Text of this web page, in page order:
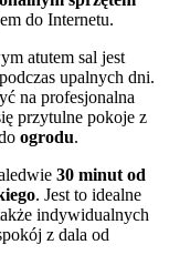
do Internetu.
atutem sal jest
upalnych dni.
na profesjonalna
przytulne pokoje z
ogrodu.
30 minut od
. Jest to idealne
indywidualnych
z dala od